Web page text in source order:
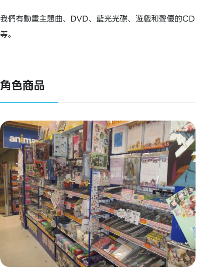
我們有動畫主題曲、DVD、藍光光碟、遊戲和聲優的CD
等。
角色商品